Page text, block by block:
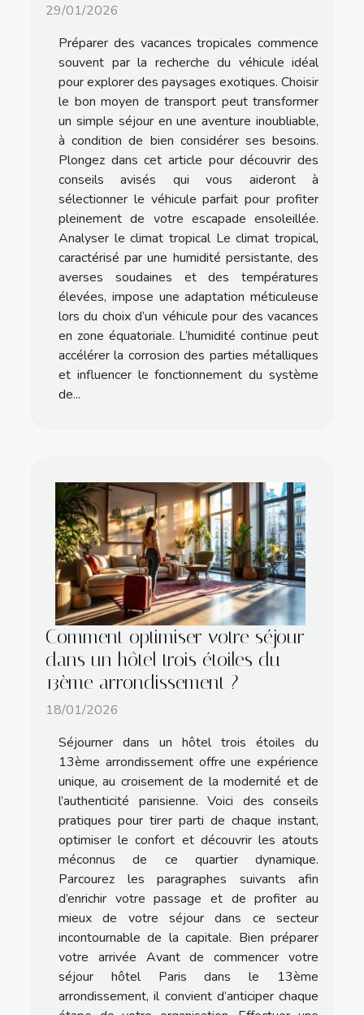
29/01/2026
Préparer des vacances tropicales commence
souvent par la recherche du véhicule idéal
pour explorer des paysages exotiques. Choisir
le bon moyen de transport peut transformer
un simple séjour en une aventure inoubliable,
à condition de bien considérer ses besoins.
Plongez dans cet article pour découvrir des
conseils avisés qui vous aideront à
sélectionner le véhicule parfait pour profiter
pleinement de votre escapade ensoleillée.
Analyser le climat tropical Le climat tropical,
caractérisé par une humidité persistante, des
averses soudaines et des températures
élevées, impose une adaptation méticuleuse
lors du choix d’un véhicule pour des vacances
en zone équatoriale. L’humidité continue peut
accélérer la corrosion des parties métalliques
et influencer le fonctionnement du système
de...
Comment optimiser votre séjour
dans un hôtel trois étoiles du
13ème arrondissement ?
18/01/2026
Séjourner dans un hôtel trois étoiles du
13ème arrondissement offre une expérience
unique, au croisement de la modernité et de
l’authenticité parisienne. Voici des conseils
pratiques pour tirer parti de chaque instant,
optimiser le confort et découvrir les atouts
méconnus de ce quartier dynamique.
Parcourez les paragraphes suivants afin
d’enrichir votre passage et de profiter au
mieux de votre séjour dans ce secteur
incontournable de la capitale. Bien préparer
votre arrivée Avant de commencer votre
séjour hôtel Paris dans le 13ème
arrondissement, il convient d’anticiper chaque